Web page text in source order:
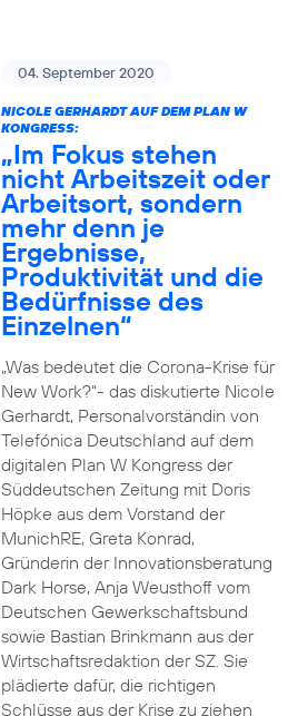
04. September 2020
NICOLE GERHARDT AUF DEM PLAN W
KONGRESS:
„Im Fokus stehen
nicht Arbeitszeit oder
Arbeitsort, sondern
mehr denn je
Ergebnisse,
Produktivität und die
Bedürfnisse des
Einzelnen“
„Was bedeutet die Corona-Krise für
New Work?“- das diskutierte Nicole
Gerhardt, Personalvorständin von
Telefónica Deutschland auf dem
digitalen Plan W Kongress der
Süddeutschen Zeitung mit Doris
Höpke aus dem Vorstand der
MunichRE, Greta Konrad,
Gründerin der Innovationsberatung
Dark Horse, Anja Weusthoff vom
Deutschen Gewerkschaftsbund
sowie Bastian Brinkmann aus der
Wirtschaftsredaktion der SZ. Sie
plädierte dafür, die richtigen
Schlüsse aus der Krise zu ziehen